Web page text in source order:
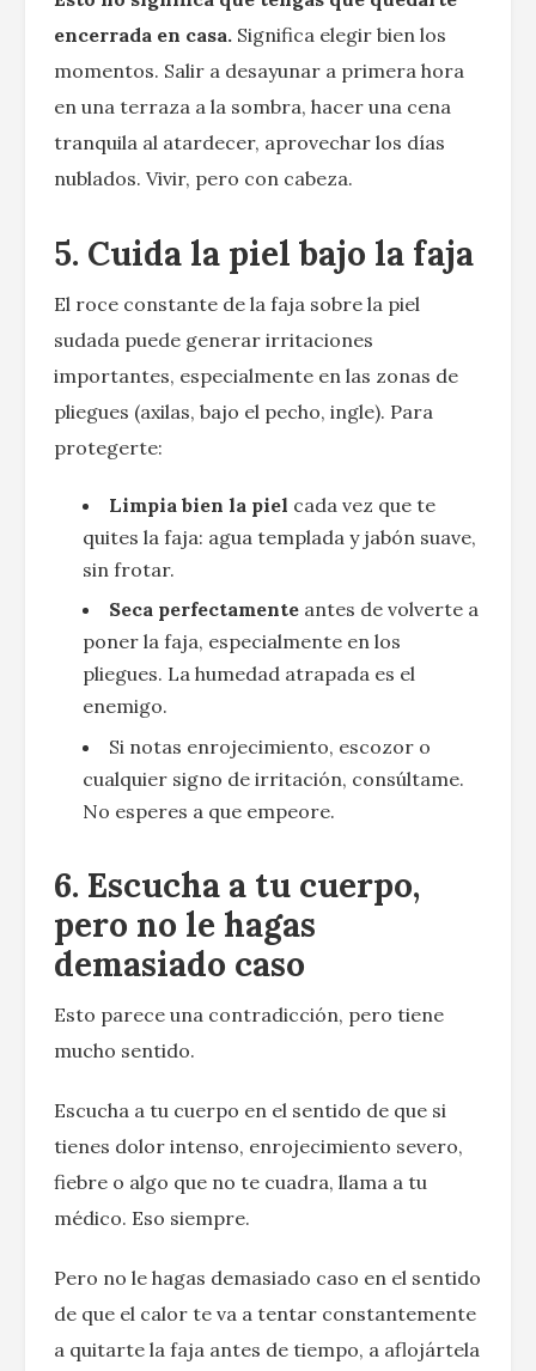
encerrada en casa. Significa elegir bien los
momentos. Salir a desayunar a primera hora
en una terraza a la sombra, hacer una cena
tranquila al atardecer, aprovechar los días
nublados. Vivir, pero con cabeza.
5. Cuida la piel bajo la faja
El roce constante de la faja sobre la piel
sudada puede generar irritaciones
importantes, especialmente en las zonas de
pliegues (axilas, bajo el pecho, ingle). Para
protegerte:
Limpia bien la piel cada vez que te
quites la faja: agua templada y jabón suave,
sin frotar.
Seca perfectamente antes de volverte a
poner la faja, especialmente en los
pliegues. La humedad atrapada es el
enemigo.
Si notas enrojecimiento, escozor o
cualquier signo de irritación, consúltame.
No esperes a que empeore.
6. Escucha a tu cuerpo,
pero no le hagas
demasiado caso
Esto parece una contradicción, pero tiene
mucho sentido.
Escucha a tu cuerpo en el sentido de que si
tienes dolor intenso, enrojecimiento severo,
fiebre o algo que no te cuadra, llama a tu
médico. Eso siempre.
Pero no le hagas demasiado caso en el sentido
de que el calor te va a tentar constantemente
a quitarte la faja antes de tiempo, a aflojártela